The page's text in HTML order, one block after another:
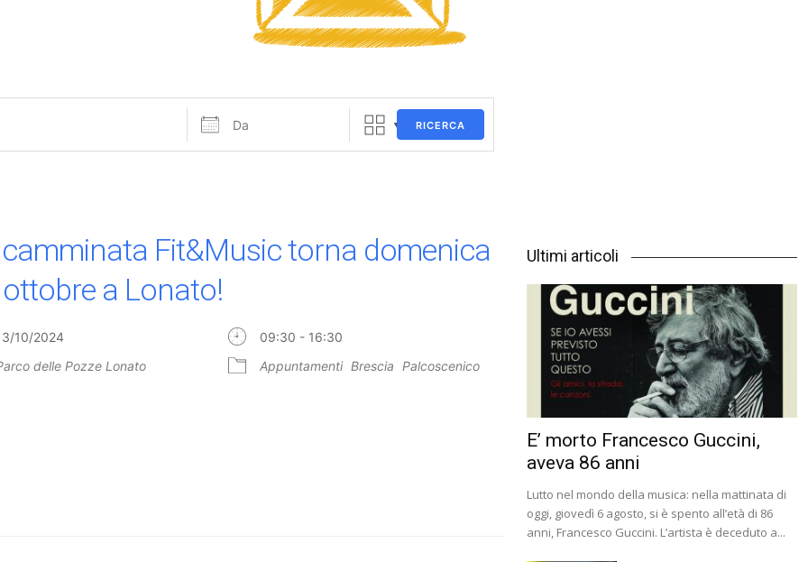
Da
RICERCA
Fit&Music torna domenica
a Lonato!
10/2024
09:30 - 16:30
delle Pozze Lonato
Appuntamenti Brescia Palcoscenico
Ultimi articoli
E’ morto Francesco Guccini,
aveva 86 anni
Lutto nel mondo della musica: nella mattinata di
oggi, giovedì 6 agosto, si è spento all’età di 86
anni, Francesco Guccini. L’artista è deceduto a...